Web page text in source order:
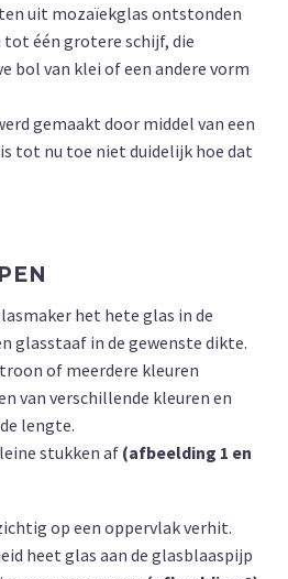
uit mozaïekglas ontstonden
één grotere schijf, die
bol van klei of een andere vorm
gemaakt door middel van een
tot nu toe niet duidelijk hoe dat
het hete glas in de
glasstaaf in de gewenste dikte.
of meerdere kleuren
van verschillende kleuren en
lengte.
stukken af (afbeelding 1 en
op een oppervlak verhit.
heet glas aan de glasblaaspijp